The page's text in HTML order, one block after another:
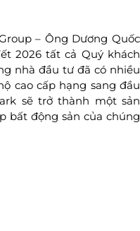
– Ông Dương Quốc
2026 tất cả Quý khách
nhà đầu tư đã có nhiều
cao cấp hạng sang đầu
sẽ trở thành một sản
bất động sản của chúng